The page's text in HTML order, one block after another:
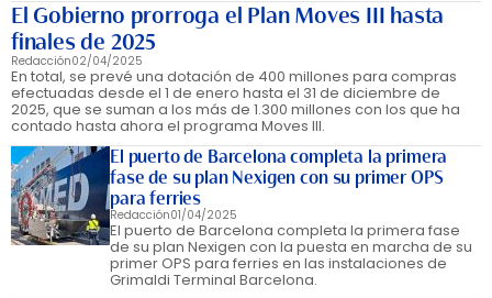
El Gobierno prorroga el Plan Moves III hasta
finales de 2025
Redacción02/04/2025
En total, se prevé una dotación de 400 millones para compras
efectuadas desde el 1 de enero hasta el 31 de diciembre de
2025, que se suman a los más de 1.300 millones con los que ha
contado hasta ahora el programa Moves III.
El puerto de Barcelona completa la primera
fase de su plan Nexigen con su primer OPS
para ferries
Redacción01/04/2025
El puerto de Barcelona completa la primera fase
de su plan Nexigen con la puesta en marcha de su
primer OPS para ferries en las instalaciones de
Grimaldi Terminal Barcelona.